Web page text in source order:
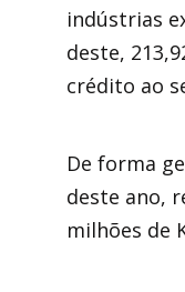
indústrias
deste,
crédito ao
De forma
deste ano,
milhões de